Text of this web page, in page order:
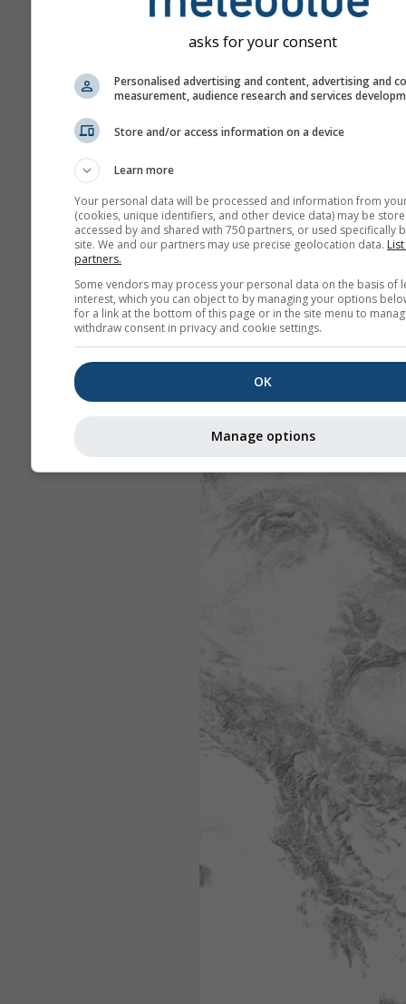
asks for your consent
Personalised advertising and content, advertising and
measurement, audience research and services
Store and/or access information on a device
Learn more
Your personal data will be processed and information from
(cookies, unique identifiers, and other device data) may be
accessed by and shared with 750 partners, or used specifically
site. We and our partners may use precise geolocation data.
partners.
Some vendors may process your personal data on the basis of
interest, which you can object to by managing your options
for a link at the bottom of this page or in the site menu to
withdraw consent in privacy and cookie settings.
OK
Manage options